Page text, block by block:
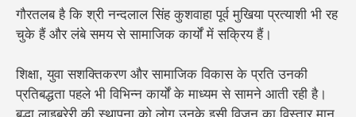
गौरतलब है कि श्री नन्दलाल सिंह कुशवाहा पूर्व मुखिया प्रत्याशी भी रह
चुके हैं और लंबे समय से सामाजिक कार्यों में सक्रिय हैं।
शिक्षा, युवा सशक्तिकरण और सामाजिक विकास के प्रति उनकी
प्रतिबद्धता पहले भी विभिन्न कार्यों के माध्यम से सामने आती रही है।